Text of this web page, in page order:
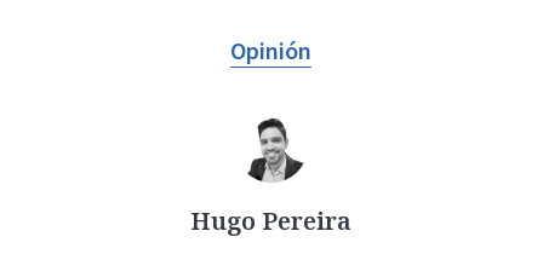
Opinión
Hugo Pereira